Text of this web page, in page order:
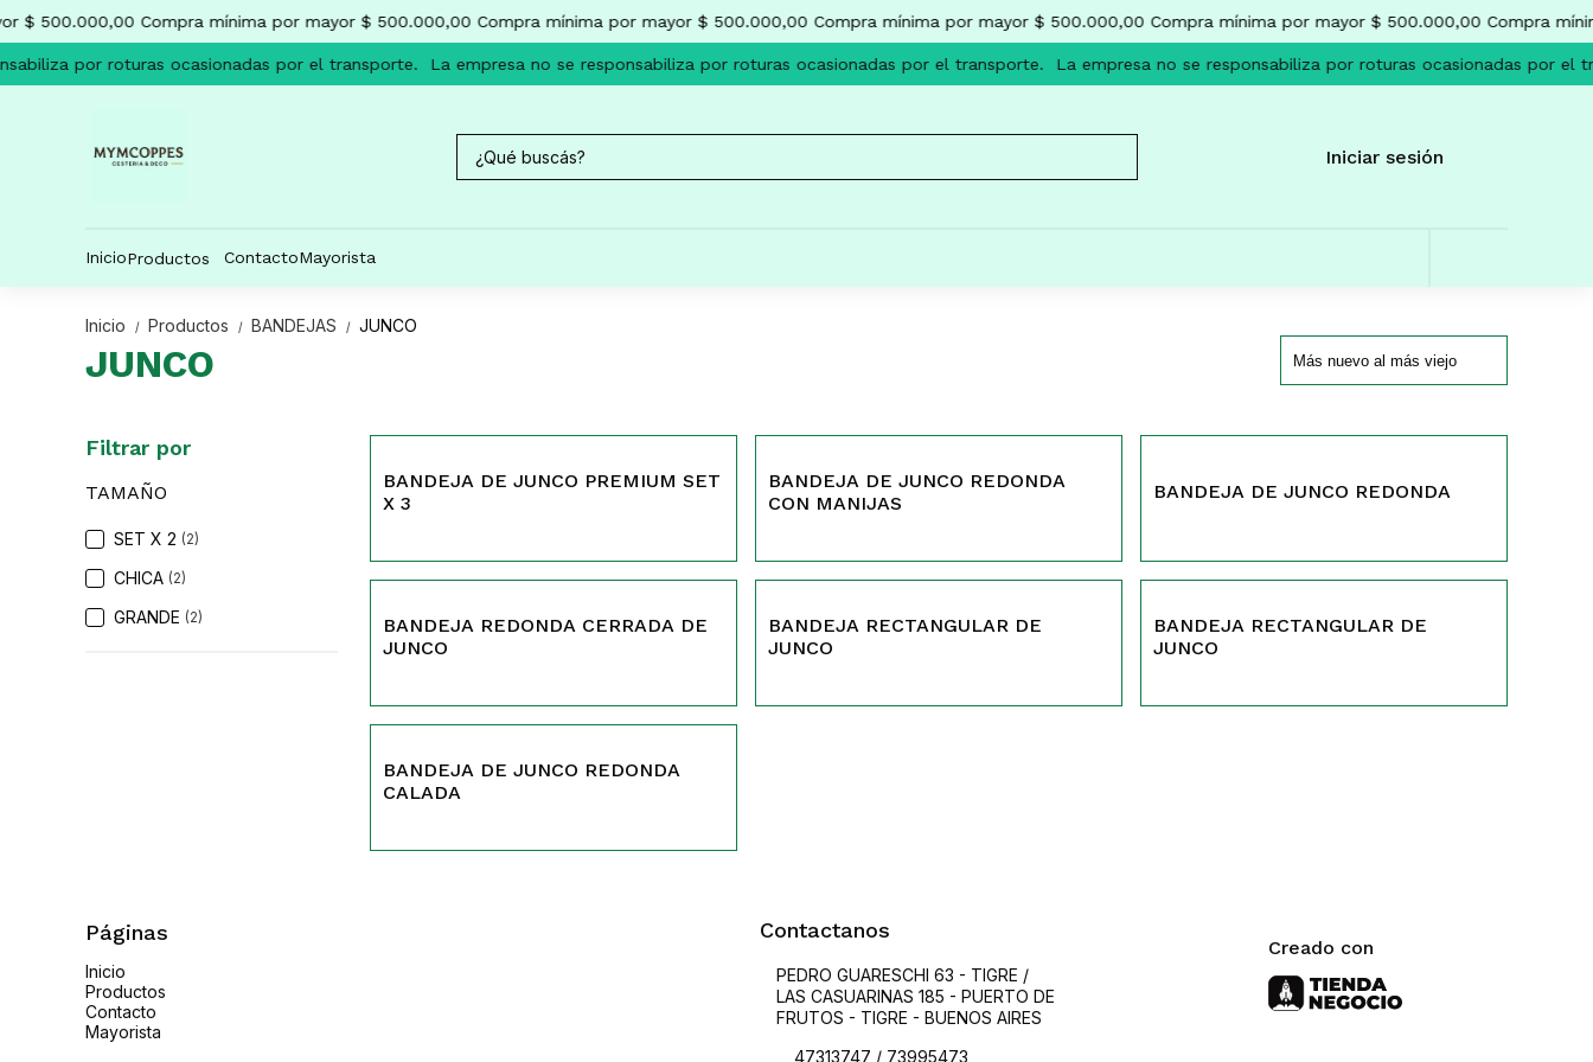
$ 500.000,00 Compra mínima por mayor $ 500.000,00 Compra mínima por mayor $ 500.000,00 Compra mínima por mayor $ 500.000,00 Compra mínima por mayor $ 500.000,00 Compra
por roturas ocasionadas por el transporte. La empresa no se responsabiliza por roturas ocasionadas por el transporte. La empresa no se responsabiliza por roturas ocasionadas por el
Iniciar sesión
InicioProductos ContactoMayorista
Inicio / Productos / BANDEJAS / JUNCO
JUNCO
Filtrar por
TAMAÑO
SET X 2 (2)
CHICA (2)
GRANDE (2)
BANDEJA DE JUNCO PREMIUM SET
X 3
BANDEJA DE JUNCO REDONDA
CON MANIJAS
BANDEJA DE JUNCO REDONDA
BANDEJA REDONDA CERRADA DE
JUNCO
BANDEJA RECTANGULAR DE
JUNCO
BANDEJA RECTANGULAR DE
JUNCO
256
BANDEJA DE JUNCO REDONDA
CALADA
Páginas
Inicio
Productos
Contacto
Mayorista
Contactanos
PEDRO GUARESCHI 63 - TIGRE /
LAS CASUARINAS 185 - PUERTO DE
FRUTOS - TIGRE - BUENOS AIRES
47313747 / 73995473
Creado con